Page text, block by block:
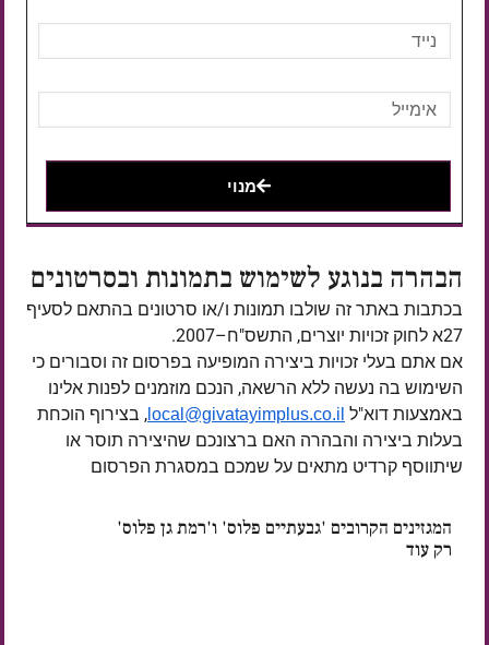
מנוי
הבהרה בנוגע לשימוש בתמונות ובסרטונים
בכתבות באתר זה שולבו תמונות ו/או סרטונים בהתאם לסעיף
27א לחוק זכויות יוצרים, התשס"ח–2007.
אם אתם בעלי זכויות ביצירה המופיעה בפרסום זה וסבורים כי
השימוש בה נעשה ללא הרשאה, הנכם מוזמנים לפנות אלינו
באמצעות דוא"ל local@givatayimplus.co.il , בצירוף הוכחת
בעלות ביצירה והבהרה האם ברצונכם שהיצירה תוסר או
שיתווסף קרדיט מתאים על שמכם במסגרת הפרסום
המגזינים הקרובים 'גבעתיים פלוס' ו'רמת גן פלוס'
רק עוד